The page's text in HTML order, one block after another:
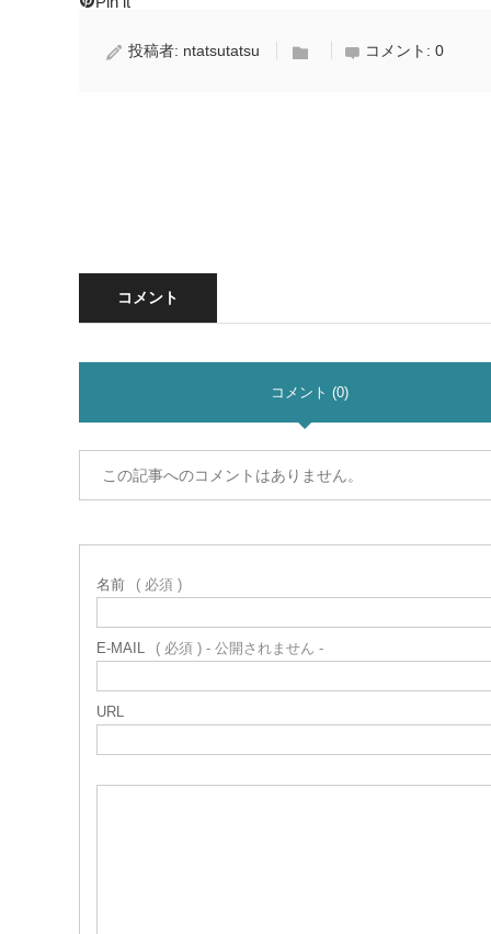
投稿者: ntatsutatsu コメント: 0
コメント
コメント (0)
この記事へのコメントはありません。
名前 ( 必須 )
E-MAIL ( 必須 ) - 公開されません -
URL